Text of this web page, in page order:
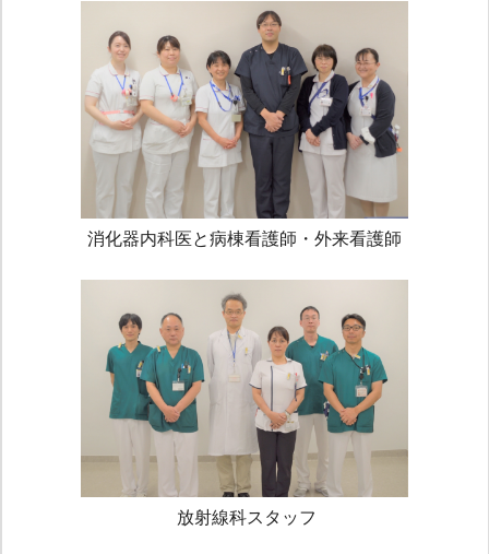
消化器内科医と病棟看護師・外来看護師
放射線科スタッフ